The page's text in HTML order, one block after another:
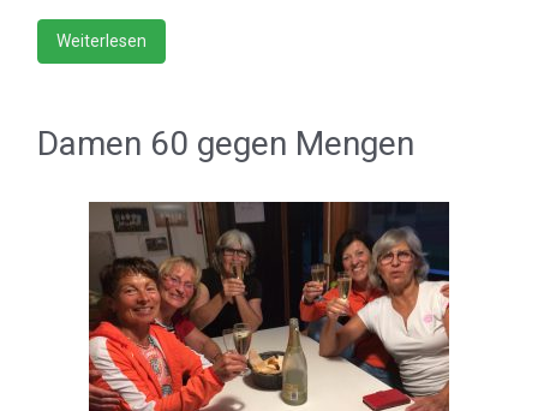
Weiterlesen
Damen 60 gegen Mengen